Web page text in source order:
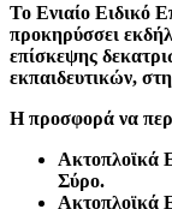
Το Ενιαίο Ειδικό
προκηρύσσει
επίσκεψης
εκπαιδευτικών,
Η προσφορά να
Ακτοπλοϊκά
Σύρο.
Ακτοπλοϊκά